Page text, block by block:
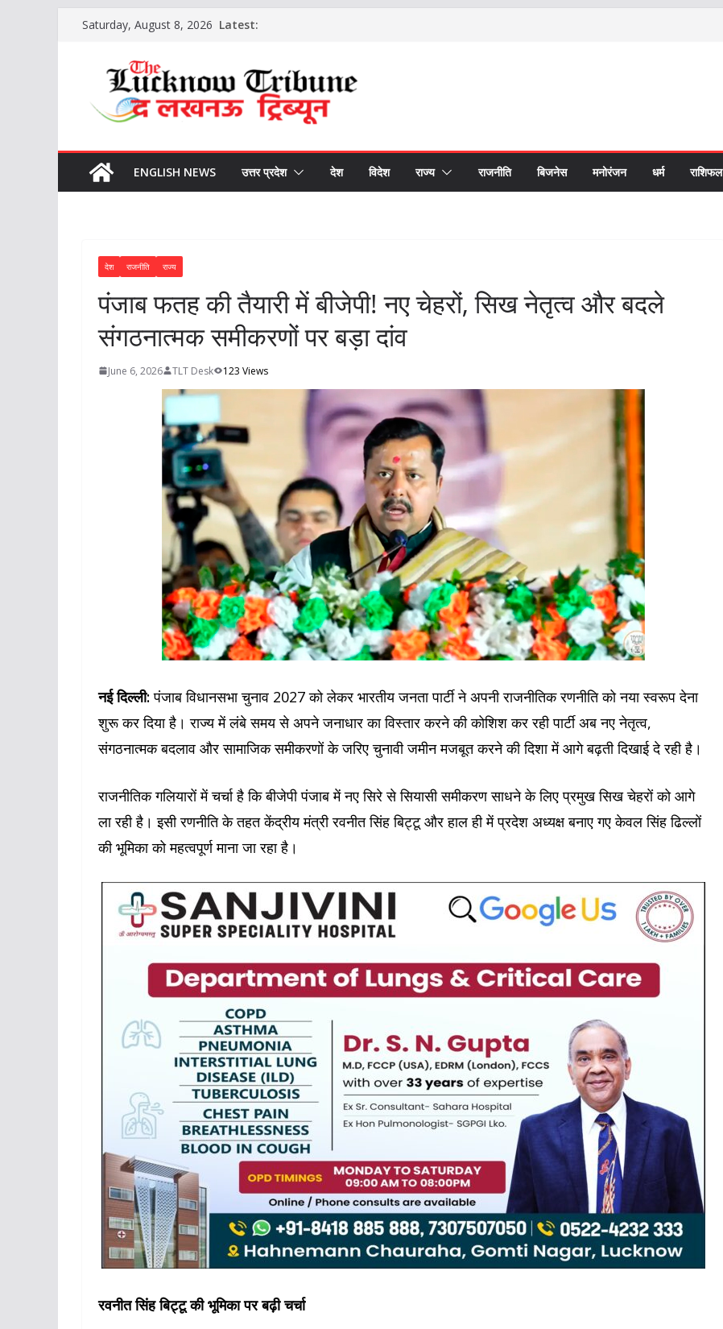
Skip
content
Saturday, August 8, 2026 Latest:
ENGLISH NEWS उत्तर प्रदेश देश विदेश राज्य राजनीति बिजनेस मनोरंजन धर्म राशिफल
देश राजनीति राज्य
पंजाब फतह की तैयारी में बीजेपी! नए चेहरों, सिख नेतृत्व और बदले
संगठनात्मक समीकरणों पर बड़ा दांव
June 6, 2026 TLT Desk 123 Views
नई दिल्ली:पंजाब विधानसभा चुनाव 2027 को लेकर भारतीय जनता पार्टी ने अपनी राजनीतिक रणनीति को नया स्वरूप देना
शुरू कर दिया है। राज्य में लंबे समय से अपने जनाधार का विस्तार करने की कोशिश कर रही पार्टी अब नए नेतृत्व,
संगठनात्मक बदलाव और सामाजिक समीकरणों के जरिए चुनावी जमीन मजबूत करने की दिशा में आगे बढ़ती दिखाई दे रही है।
राजनीतिक गलियारों में चर्चा है कि बीजेपी पंजाब में नए सिरे से सियासी समीकरण साधने के लिए प्रमुख सिख चेहरों को आगे
ला रही है। इसी रणनीति के तहत केंद्रीय मंत्री रवनीत सिंह बिट्टू और हाल ही में प्रदेश अध्यक्ष बनाए गए केवल सिंह ढिल्लों
की भूमिका को महत्वपूर्ण माना जा रहा है।
रवनीत सिंह बिट्टू की भूमिका पर बढ़ी चर्चा